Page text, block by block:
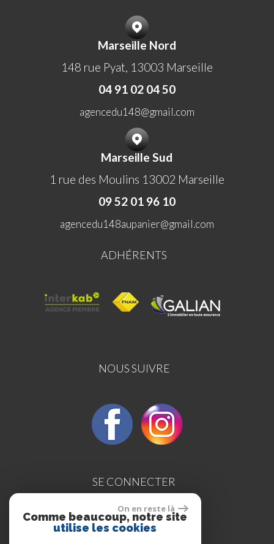
Marseille Nord
148 rue Pyat, 13003 Marseille
04 91 02 04 50
agencedu148@gmail.com
Marseille Sud
1 rue des Moulins 13002 Marseille
09 52 01 96 10
agencedu148aupanier@gmail.com
ADHÉRENTS
NOUS SUIVRE
SE CONNECTER
Espace propriétaires
On en reste là
Comme beaucoup, notre site
utilise les cookies